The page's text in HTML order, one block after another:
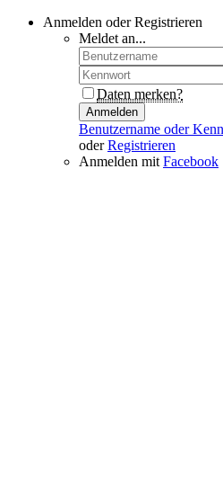
Anmelden oder Registrieren
Meldet an...
Daten merken?
Anmelden
Benutzername oder
oderRegistrieren
Anmelden mit Facebook